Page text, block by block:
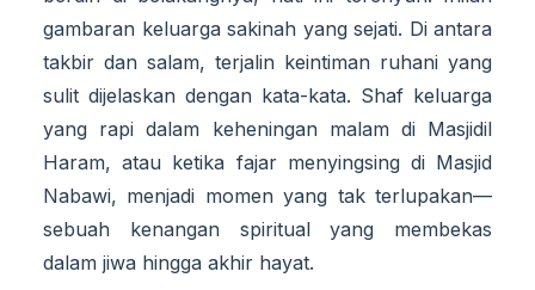
gambaran keluarga sakinah yang sejati. Di antara
takbir dan salam, terjalin keintiman ruhani yang
sulit dijelaskan dengan kata-kata. Shaf keluarga
yang rapi dalam keheningan malam di Masjidil
Haram, atau ketika fajar menyingsing di Masjid
Nabawi, menjadi momen yang tak terlupakan—
sebuah kenangan spiritual yang membekas
dalam jiwa hingga akhir hayat.